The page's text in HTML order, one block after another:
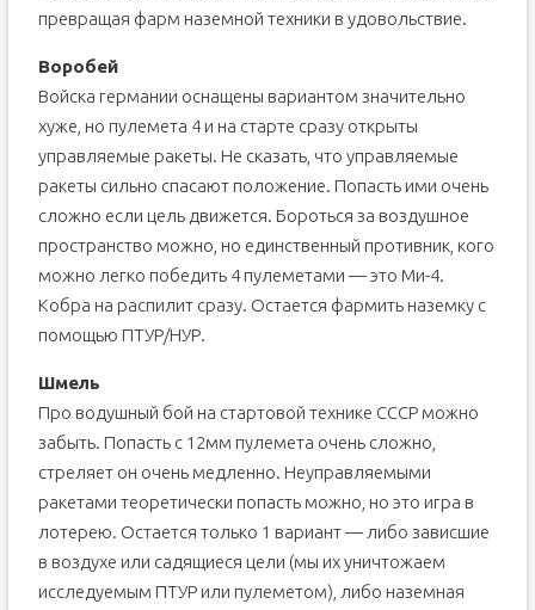
превращая фарм наземной техники в удовольствие.
Воробей
Войска германии оснащены вариантом значительно
хуже, но пулемета 4 и на старте сразу открыты
управляемые ракеты. Не сказать, что управляемые
ракеты сильно спасают положение. Попасть ими очень
сложно если цель движется. Бороться за воздушное
пространство можно, но единственный противник, кого
можно легко победить 4 пулеметами — это Ми-4.
Кобра на распилит сразу. Остается фармить наземку с
помощью ПТУР/НУР.
Шмель
Про водушный бой на стартовой технике СССР можно
забыть. Попасть с 12мм пулемета очень сложно,
стреляет он очень медленно. Неуправляемыми
ракетами теоретически попасть можно, но это игра в
лотерею. Остается только 1 вариант — либо зависшие
в воздухе или садящиеся цели (мы их уничтожаем
исследуемым ПТУР или пулеметом), либо наземная